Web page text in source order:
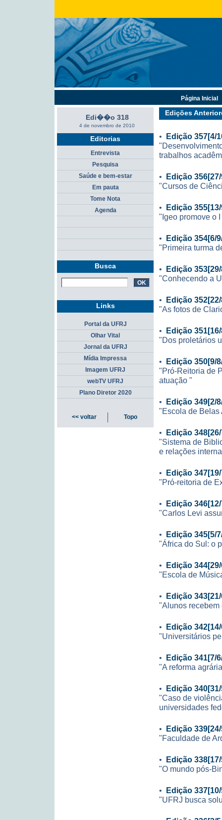
Edições
• Edição 357[4/
trabalhos
• Edição
"Cursos de
• Edição
"Igeo promove o
• Edição 354[6/
"Primeira turma
• Edição
"Conhecendo a
• Edição
"As fotos de
• Edição
"Dos proletários
• Edição 350[9/
"Pró-Reitoria de
atuação "
• Edição 349[2/
"Escola de Belas
• Edição
"Sistema de
e relações
• Edição
"Pró-reitoria de
• Edição
"Carlos Levi
• Edição 345[5/
"África do Sul: o
• Edição
"Escola de
• Edição
"Alunos
• Edição
"Universitários
• Edição 341[7/
"A reforma
• Edição
"Caso de
universidades
• Edição
"Faculdade de
• Edição
"O mundo pós-
• Edição
"UFRJ busca
Edi��o 318
4 de novembro de 2010
Editorias
Entrevista
Pesquisa
Saúde e bem-estar
Em pauta
Tome Nota
Agenda
Busca
Página Inicial
Links
Portal da UFRJ
Olhar Vital
Jornal da UFRJ
Mídia Impressa
Imagem UFRJ
webTV UFRJ
Plano Diretor 2020
<< voltar Topo